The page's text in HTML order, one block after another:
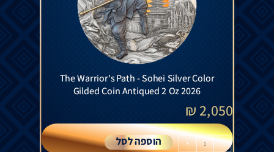
The Warrior's Path - Sohei Silver Color
Gilded Coin Antiqued 2 Oz 2026
2,050
₪
-
+ הוספה לסל